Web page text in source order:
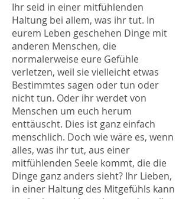
Ihr seid in einer mitfühlenden
Haltung bei allem, was ihr tut. In
eurem Leben geschehen Dinge mit
anderen Menschen, die
normalerweise eure Gefühle
verletzen, weil sie vielleicht etwas
Bestimmtes sagen oder tun oder
nicht tun. Oder ihr werdet von
Menschen um euch herum
enttäuscht. Dies ist ganz einfach
menschlich. Doch wie wäre es, wenn
alles, was ihr tut, aus einer
mitfühlenden Seele kommt, die die
Dinge ganz anders sieht? Ihr Lieben,
in einer Haltung des Mitgefühls kann